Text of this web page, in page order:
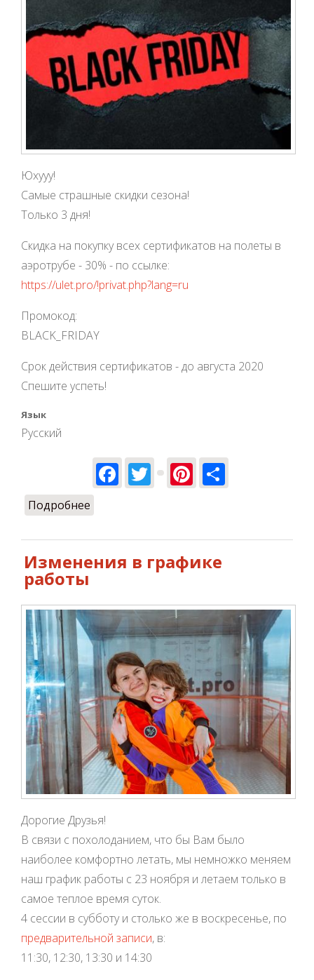
Юхууу!
Самые страшные скидки сезона!
Только 3 дня!
Скидка на покупку всех сертификатов на полеты в
аэротрубе - 30% - по ссылке:
https://ulet.pro/!privat.php?lang=ru
Промокод:
BLACK_FRIDAY
Срок действия сертификатов - до августа 2020
Спешите успеть!
Язык
Русский
Facebook
TwitterPinterest
Подробнее
Изменения в графике
работы
Дорогие Друзья!
В связи с похолоданием, что бы Вам было
наиболее комфортно летать, мы немножко меняем
наш график работы с 23 ноября и летаем только в
самое теплое время суток.
4 сессии в субботу и столько же в воскресенье, по
предварительной записи, в:
11:30, 12:30, 13:30 и 14:30